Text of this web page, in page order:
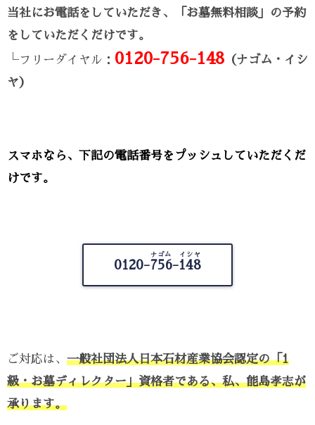
当社にお電話をしていただき、「お墓無料相談」の予約
をしていただくだけです。
└フリーダイヤル： 0120-756-148 （ナゴム・イシ
ヤ）
スマホなら、下記の電話番号をプッシュしていただくだ
けです。
0120-756-148
ナゴム イシヤ
ご対応は、 一般社団法人日本石材産業協会認定の「1
級・お墓ディレクター」資格者である、私、能島孝志が
承ります。